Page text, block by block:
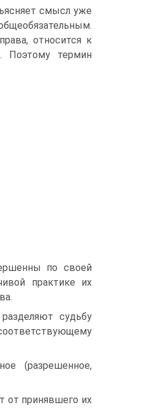
смысл уже
относится к
Поэтому термин
по своей
практике их
судьбу
(разрешенное,
от принявшего их